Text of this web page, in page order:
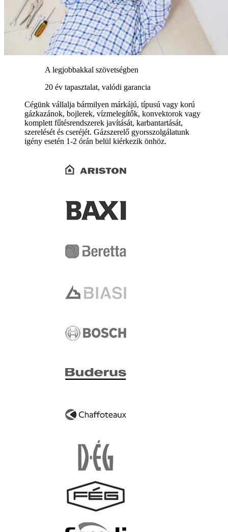
A legjobbakkal szövetségben
20 év tapasztalat, valódi garancia
Cégünk vállalja bármilyen márkájú, típusú vagy korú
gázkazánok, bojlerek, vízmelegítők, konvektorok vagy
komplett fűtésrendszerek javítását, karbantartását,
szerelését és cseréjét. Gázszerelő gyorsszolgálatunk
igény esetén 1-2 órán belül kiérkezik önhöz.